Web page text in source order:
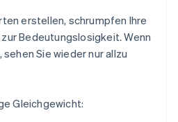
erstellen, schrumpfen Ihre
Bedeutungslosigkeit. Wenn
Sie wieder nur allzu
Gleichgewicht: